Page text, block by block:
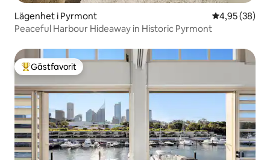
Lägenhet i Pyrmont 4,95 av 5 i
4,95 (38)
Peaceful Harbour Hideaway in Historic Pyrmont
Populär gästfavorit
Gästfavorit